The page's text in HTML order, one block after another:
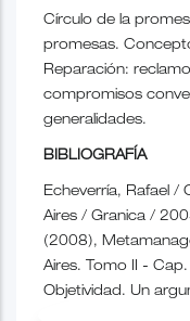
Círculo de la
promesas.
Reparación:
compromisos
generalidades.
BIBLIOGRAFÍA
Echeverría, Rafael /
Aires / Granica /
(2008),
Aires. Tomo II -
Objetividad. Un